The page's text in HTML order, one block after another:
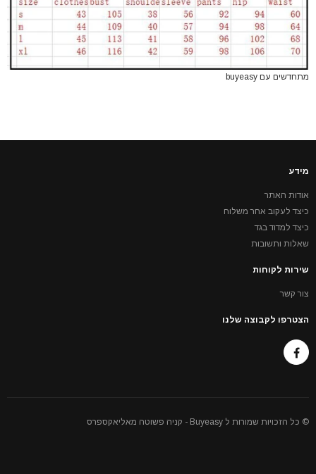
מתחדשים עם buyeasy
מידע
אודות האתר
כיצד לעקוב אחר משלוח
כיצד למדוד בגד
שאלות ותשובות
שירות לקוחות
צור קשר
הצטרפו לקבוצה שלנו
© כל הזכויות שמורות ל Buyeasy - קניה פשוטה מאליאקספרס